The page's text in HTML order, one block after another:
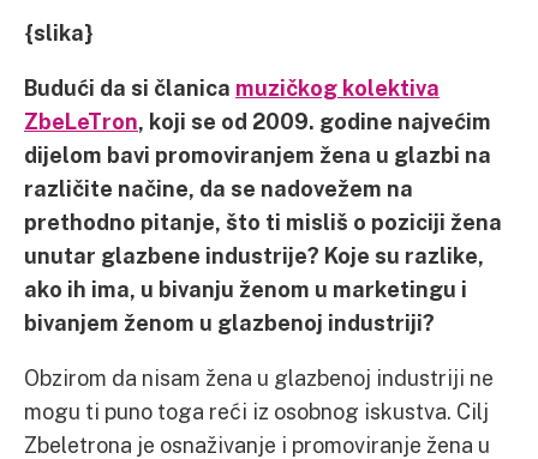
{slika}
Budući da si članica muzičkog kolektiva
ZbeLeTron, koji se od 2009. godine najvećim
dijelom bavi promoviranjem žena u glazbi na
različite načine, da se nadovežem na
prethodno pitanje, što ti misliš o poziciji žena
unutar glazbene industrije? Koje su razlike,
ako ih ima, u bivanju ženom u marketingu i
bivanjem ženom u glazbenoj industriji?
Obzirom da nisam žena u glazbenoj industriji ne
mogu ti puno toga reći iz osobnog iskustva. Cilj
Zbeletrona je osnaživanje i promoviranje žena u